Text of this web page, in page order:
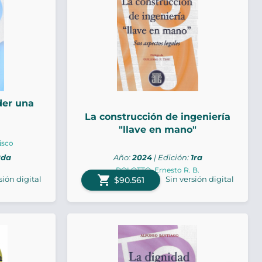
una
digital
La construcción de ingeniería
"llave en mano"
POLOTTO, Ernesto R. B.
Año:2024| Edición: 1ra
shopping_cart $90.561 Sin versión digital